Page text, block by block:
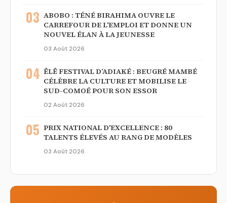
03 ABOBO : TÉNÉ BIRAHIMA OUVRE LE
CARREFOUR DE L'EMPLOI ET DONNE UN
NOUVEL ÉLAN À LA JEUNESSE
03 Août 2026
04 ÊLÊ FESTIVAL D’ADIAKÉ : BEUGRÉ MAMBÉ
CÉLÈBRE LA CULTURE ET MOBILISE LE
SUD-COMOÉ POUR SON ESSOR
02 Août 2026
05 PRIX NATIONAL D'EXCELLENCE : 80
TALENTS ÉLEVÉS AU RANG DE MODÈLES
03 Août 2026